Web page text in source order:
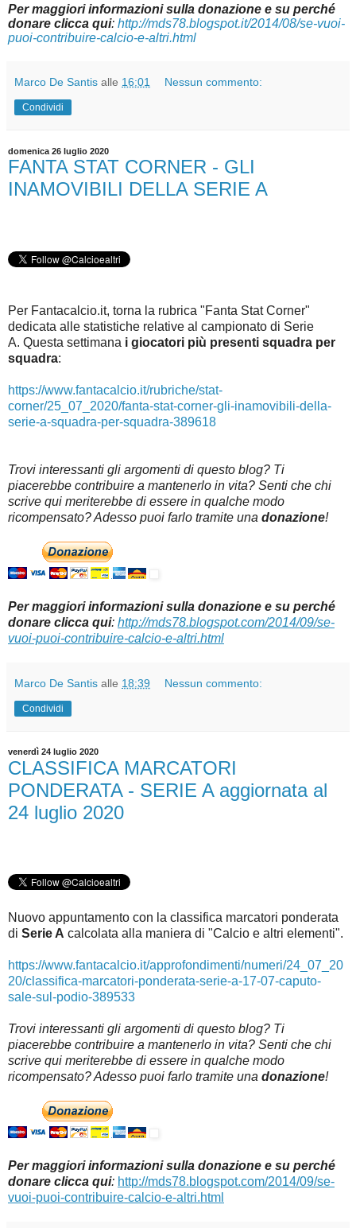
Per maggiori informazioni sulla donazione e su perché
donare clicca qui: http://mds78.blogspot.it/2014/08/se-vuoi-
puoi-contribuire-calcio-e-altri.html
Marco De Santis alle 16:01 Nessun commento:
Condividi
domenica 26 luglio 2020
FANTA STAT CORNER - GLI
INAMOVIBILI DELLA SERIE A
Per Fantacalcio.it, torna la rubrica "Fanta Stat Corner"
dedicata alle statistiche relative al campionato di Serie
A. Questa settimana i giocatori più presenti squadra per
squadra:
https://www.fantacalcio.it/rubriche/stat-
corner/25_07_2020/fanta-stat-corner-gli-inamovibili-della-
serie-a-squadra-per-squadra-389618
Trovi interessanti gli argomenti di questo blog? Ti
piacerebbe contribuire a mantenerlo in vita? Senti che chi
scrive qui meriterebbe di essere in qualche modo
ricompensato? Adesso puoi farlo tramite una donazione!
Per maggiori informazioni sulla donazione e su perché
donare clicca qui: http://mds78.blogspot.com/2014/09/se-
vuoi-puoi-contribuire-calcio-e-altri.html
Marco De Santis alle 18:39 Nessun commento:
Condividi
venerdì 24 luglio 2020
CLASSIFICA MARCATORI
PONDERATA - SERIE A aggiornata al
24 luglio 2020
Nuovo appuntamento con la classifica marcatori ponderata
di Serie A calcolata alla maniera di "Calcio e altri elementi".
https://www.fantacalcio.it/approfondimenti/numeri/24_07_20
20/classifica-marcatori-ponderata-serie-a-17-07-caputo-
sale-sul-podio-389533
Trovi interessanti gli argomenti di questo blog? Ti
piacerebbe contribuire a mantenerlo in vita? Senti che chi
scrive qui meriterebbe di essere in qualche modo
ricompensato? Adesso puoi farlo tramite una donazione!
Per maggiori informazioni sulla donazione e su perché
donare clicca qui: http://mds78.blogspot.com/2014/09/se-
vuoi-puoi-contribuire-calcio-e-altri.html